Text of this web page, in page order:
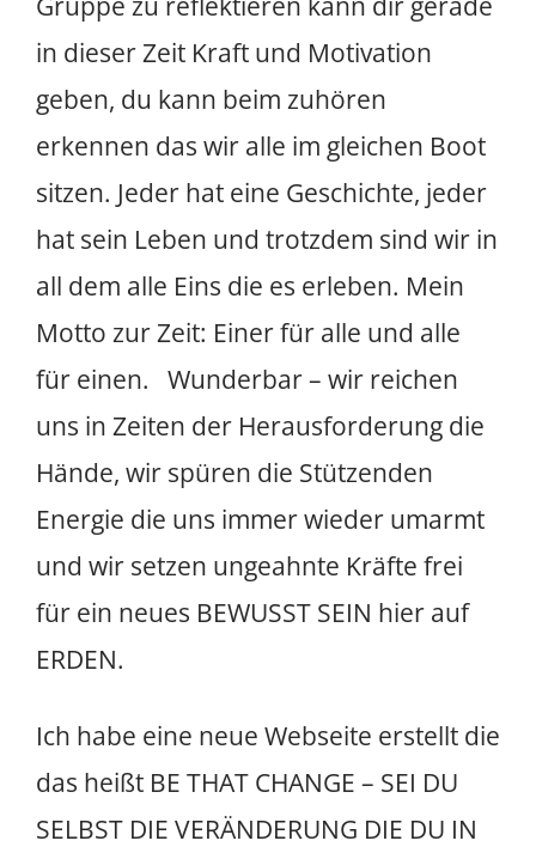
in dieser Zeit Kraft und Motivation
geben, du kann beim zuhören
erkennen das wir alle im gleichen Boot
sitzen. Jeder hat eine Geschichte, jeder
hat sein Leben und trotzdem sind wir in
all dem alle Eins die es erleben. Mein
Motto zur Zeit: Einer für alle und alle
für einen. Wunderbar – wir reichen
uns in Zeiten der Herausforderung die
Hände, wir spüren die Stützenden
Energie die uns immer wieder umarmt
und wir setzen ungeahnte Kräfte frei
für ein neues BEWUSST SEIN hier auf
ERDEN.
Ich habe eine neue Webseite erstellt die
das heißt BE THAT CHANGE – SEI DU
SELBST DIE VERÄNDERUNG DIE DU IN